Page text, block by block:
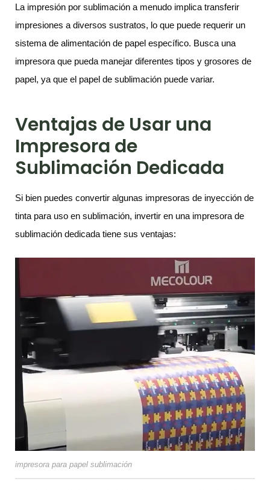
La impresión por sublimación a menudo implica transferir
impresiones a diversos sustratos, lo que puede requerir un
sistema de alimentación de papel específico. Busca una
impresora que pueda manejar diferentes tipos y grosores de
papel, ya que el papel de sublimación puede variar.
Ventajas de Usar una
Impresora de
Sublimación Dedicada
Si bien puedes convertir algunas impresoras de inyección de
tinta para uso en sublimación, invertir en una impresora de
sublimación dedicada tiene sus ventajas:
impresora para papel sublimación